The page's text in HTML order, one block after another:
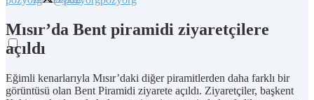
Mısır’da Bent piramidi ziyaretçilere
açıldı
Eğimli kenarlarıyla Mısır’daki diğer piramitlerden daha farklı bir
görüntüsü olan Bent Piramidi ziyarete açıldı. Ziyaretçiler, başkent